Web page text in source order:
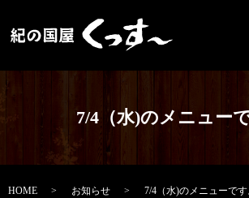
7/4（水)のメニューで
HOME お知らせ 7/4（水)のメニューです